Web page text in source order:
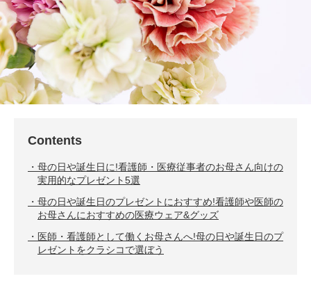
Contents
母の日や誕生日に!看護師・医療従事者のお母さん向けの
実用的なプレゼント5選
母の日や誕生日のプレゼントにおすすめ!看護師や医師の
お母さんにおすすめの医療ウェア&グッズ
医師・看護師として働くお母さんへ!母の日や誕生日のプ
レゼントをクラシコで選ぼう